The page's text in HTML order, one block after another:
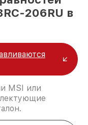
206RU в
MSI или